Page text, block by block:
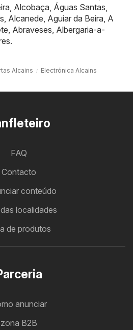
, Alcobaça, Águas Santas,
, Alcanede, Aguiar da Beira, A
, Abraveses, Albergaria-a-
.
Alcains Electrónica Alcains
FAQ
Contacto
conteúdo
localidades
de produtos
anunciar
zona B2B